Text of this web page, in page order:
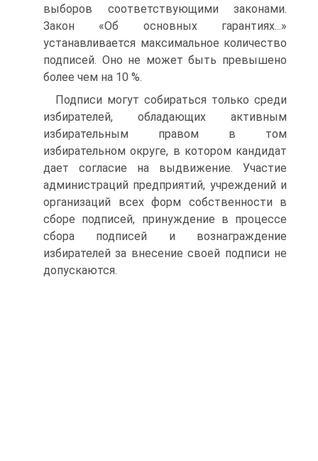
выборов соответствующими законами.
Закон «Об основных гарантиях...»
устанавливается максимальное количество
подписей. Оно не может быть превышено
более чем на 10 %.
Подписи могут собираться только среди
избирателей, обладающих активным
избирательным правом в том
избирательном округе, в котором кандидат
дает согласие на выдвижение. Участие
администраций предприятий, учреждений и
организаций всех форм собственности в
сборе подписей, принуждение в процессе
сбора подписей и вознаграждение
избирателей за внесение своей подписи не
допускаются.